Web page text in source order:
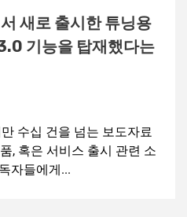
새로 출시한 튜닝용
기능을 탑재했다는
수십 건을 넘는 보도자료
, 혹은 서비스 출시 관련 소
자들에게...